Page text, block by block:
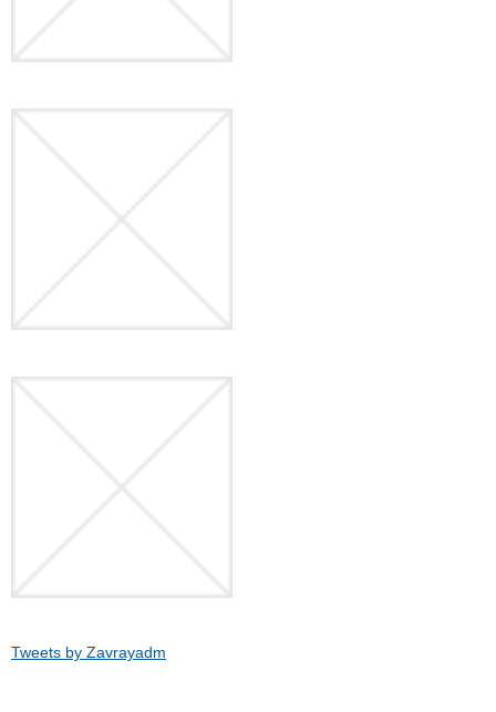
Tweets by Zavrayadm